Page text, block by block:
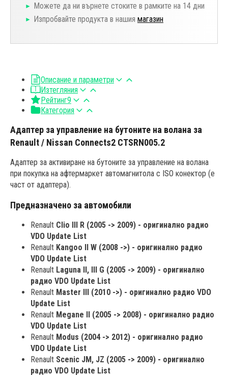
Можете да ни върнете стоките в рамките на 14 дни
Изпробвайте продукта в нашия магазин
Описание и параметри
Изтегляния
Рейтинг9
Категория
Адаптер за управление на бутоните на волана за
Renault / Nissan Connects2 CTSRN005.2
Адаптер за активиране на бутоните за управление на волана
при покупка на афтермаркет автомагнитола с ISO конектор (е
част от адаптера).
Предназначено за автомобили
Renault Clio III R (2005 -> 2009) - оригинално радио
VDO Update List
Renault Kangoo II W (2008 ->) - оригинално радио
VDO Update List
Renault Laguna II, III G (2005 -> 2009) - оригинално
радио VDO Update List
Renault Master III (2010 ->) - оригинално радио VDO
Update List
Renault Megane II (2005 -> 2008) - оригинално радио
VDO Update List
Renault Modus (2004 -> 2012) - оригинално радио
VDO Update List
Renault Scenic JM, JZ (2005 -> 2009) - оригинално
радио VDO Update List